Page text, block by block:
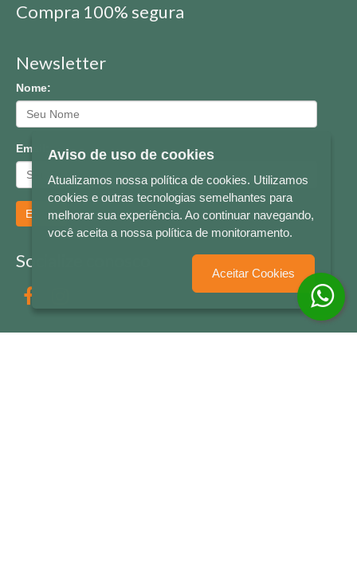
Compra 100% segura
Newsletter
Nome:
Email:
Enviar
Socialize conosco
Aviso de uso de cookies
Atualizamos nossa política de cookies. Utilizamos
cookies e outras tecnologias semelhantes para
melhorar sua experiência. Ao continuar navegando,
você aceita a nossa política de monitoramento.
Aceitar Cookies